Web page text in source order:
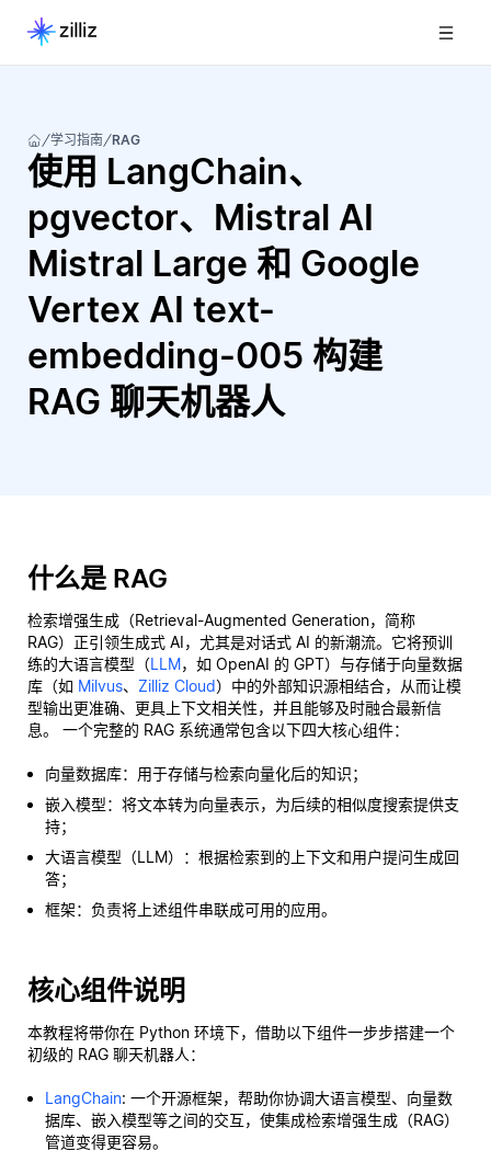
学习指南 RAG
使用 LangChain、
pgvector、Mistral AI
Mistral Large 和 Google
Vertex AI text-
embedding-005 构建
RAG 聊天机器人
什么是 RAG
检索增强生成（Retrieval-Augmented Generation，简称
RAG）正引领生成式 AI，尤其是对话式 AI 的新潮流。它将预训
练的大语言模型（LLM，如 OpenAI 的 GPT）与存储于向量数据
库（如 Milvus、 Zilliz Cloud）中的外部知识源相结合，从而让模
型输出更准确、更具上下文相关性，并且能够及时融合最新信
息。 一个完整的 RAG 系统通常包含以下四大核心组件：
向量数据库：用于存储与检索向量化后的知识；
嵌入模型：将文本转为向量表示，为后续的相似度搜索提供支
持；
大语言模型（LLM）：根据检索到的上下文和用户提问生成回
答；
框架：负责将上述组件串联成可用的应用。
核心组件说明
本教程将带你在 Python 环境下，借助以下组件一步步搭建一个
初级的 RAG 聊天机器人：
LangChain: 一个开源框架，帮助你协调大语言模型、向量数
据库、嵌入模型等之间的交互，使集成检索增强生成（RAG）
管道变得更容易。